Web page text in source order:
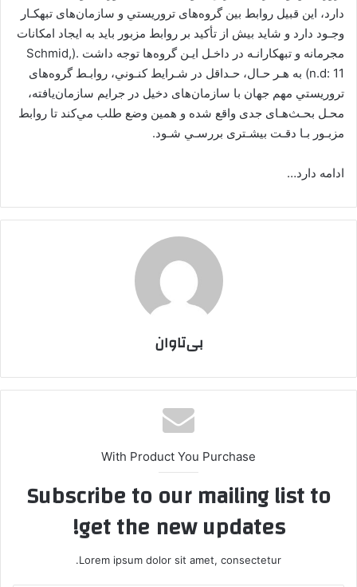
دارد، اﻳﻦ ﻗﺒﻴﻞ رواﺑﻂ ﺑﻴﻦ ﮔﺮوهﻫﺎی ﺗﺮورﻳﺴﺘﻲ و ﺳﺎزﻣﺎنﻫﺎی ﺗﺒﻬﻜـﺎر
وﺟـﻮد دارد و ﺷﺎﻳﺪ ﺑﻴﺶ از ﺗﺄﻛﻴﺪ ﺑﺮ رواﺑﻂ ﻣﺰﺑﻮر ﺑﺎﻳﺪ ﺑﻪ اﻳﺠﺎد اﻣﻜﺎﻧﺎت
ﻣﺠﺮﻣﺎﻧﻪ و ﺗﺒﻬﻜﺎراﻧـﻪ در داﺧـﻞ اﻳـﻦ ﮔﺮوهﻫﺎ ﺗﻮﺟﻪ داﺷﺖ .(Schmid,
n.d: 11) ﺑﻪ ﻫـﺮ ﺣـﺎل، ﺣـﺪاﻗﻞ در ﺷـﺮاﻳﻂ ﻛﻨـﻮﻧﻲ، رواﺑـﻂ ﮔﺮوهﻫﺎی
ﺗﺮورﻳﺴﺘﻲ ﻣﻬﻢ ﺟﻬﺎن ﺑﺎ ﺳﺎزﻣﺎنﻫﺎی دﺧﻴﻞ در ﺟﺮاﻳﻢ ﺳﺎزﻣﺎنﻳﺎﻓﺘﻪ،
ﻣﺤـﻞ ﺑﺤـﺚﻫـﺎی ﺟﺪی واﻗﻊ ﺷﺪه و ﻫﻤﻴﻦ وﺿﻊ ﻃﻠﺐ ﻣﻲﻛﻨﺪ ﺗﺎ رواﺑﻂ
ﻣﺰﺑـﻮر ﺑـﺎ دﻗـﺖ ﺑﻴﺸـﺘﺮی ﺑﺮرﺳـﻲ ﺷـﻮد.
ادامه دارد…
بی‌تاوان
With Product You Purchase
Subscribe to our mailing list to
get the new updates!
Lorem ipsum dolor sit amet, consectetur.